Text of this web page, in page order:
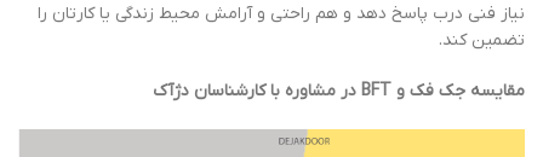
نیاز فنی درب پاسخ دهد و هم راحتی و آرامش محیط زندگی یا کارتان را
تضمین کند.
مقایسه جک فک و BFT در مشاوره با کارشناسان دژآک